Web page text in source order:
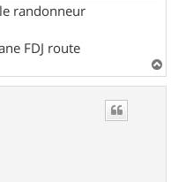
randonneur
FDJ route
a